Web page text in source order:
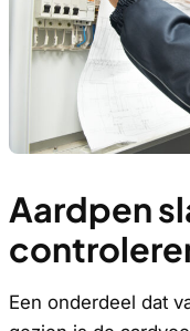
Aardpen
Een onderdeel dat